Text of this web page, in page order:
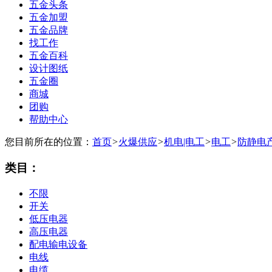
五金头条
五金加盟
五金品牌
找工作
五金百科
设计图纸
五金圈
商城
团购
帮助中心
您目前所在的位置： 首页>火爆供应>机电|电工>电工>防静电
类目：
不限
开关
低压电器
高压电器
配电输电设备
电线
电缆